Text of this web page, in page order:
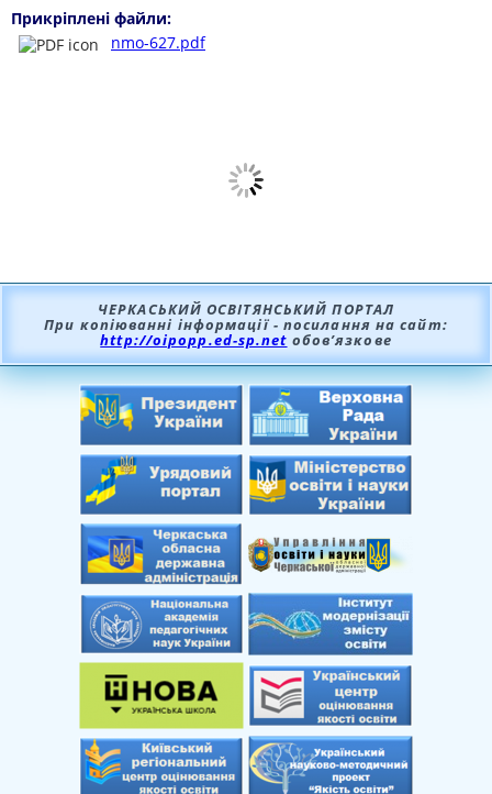
Прикріплені файли:
nmo-627.pdf
ЧЕРКАСЬКИЙ ОСВІТЯНСЬКИЙ ПОРТАЛ
При копіюванні інформації - посилання на сайт:
http://oipopp.ed-sp.net обов’язкове